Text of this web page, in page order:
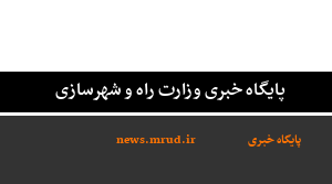
پایگاه خبری وزارت راه و شهرسازی
پایگاه خبری news.mrud.ir